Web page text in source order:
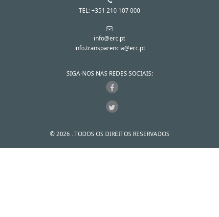
TEL: +351 210 107 000
info@erc.pt
info.transparencia@erc.pt
SIGA-NOS NAS REDES SOCIAIS:
© 2026 . TODOS OS DIREITOS RESERVADOS